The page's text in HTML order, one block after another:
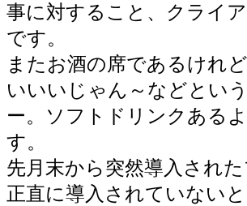
事に対すること、クライ
です。
またお酒の席であるけれ
いいいじゃん～などとい
ー。ソフトドリンクある
す。
先月末から突然導入され
正直に導入されていない